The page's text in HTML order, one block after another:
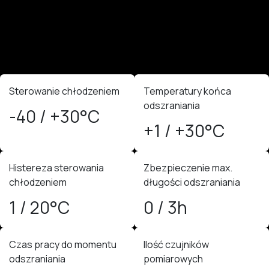
Sterowanie chłodzeniem
-40 / +30°C
Temperatury końca
odszraniania
+1 / +30°C
Histereza sterowania
chłodzeniem
1 / 20°C
Zbezpieczenie max.
długości odszraniania
0 / 3h
Czas pracy do momentu
odszraniania
Ilość czujników
pomiarowych